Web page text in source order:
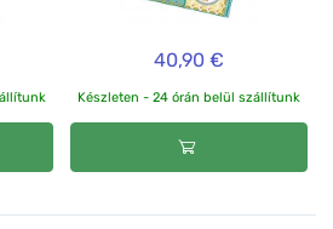
40,90 €
Készleten - 24 órán belül szállítunk